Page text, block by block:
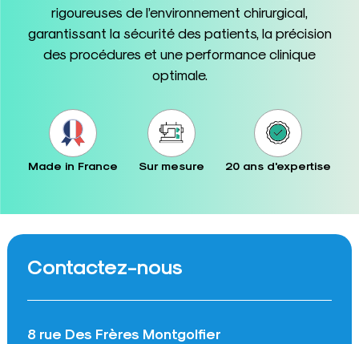
rigoureuses de l’environnement chirurgical,
garantissant la sécurité des patients, la précision
des procédures et une performance clinique
optimale.
Made in France Sur mesure 20 ans d'expertise
Contactez-nous
8 rue Des Frères Montgolfier